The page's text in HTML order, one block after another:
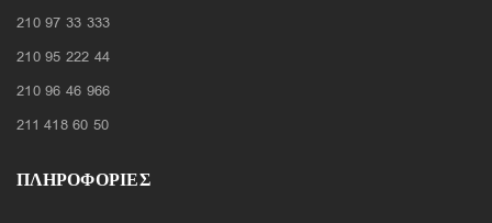
210 97 33 333
210 95 222 44
210 96 46 966
211 418 60 50
ΠΛΗΡΟΦΟΡΙΕΣ